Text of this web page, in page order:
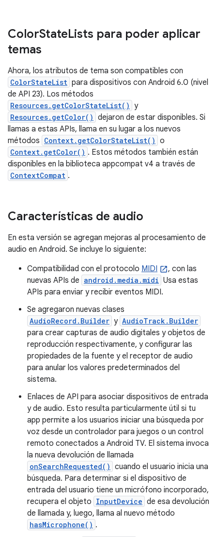
ColorStateLists para poder aplicar
temas
Ahora, los atributos de tema son compatibles con
ColorStateList para dispositivos con Android 6.0 (nivel
de API 23). Los métodos
Resources.getColorStateList() y
Resources.getColor() dejaron de estar disponibles. Si
llamas a estas APIs, llama en su lugar a los nuevos
métodos Context.getColorStateList() o
Context.getColor() . Estos métodos también están
disponibles en la biblioteca appcompat v4 a través de
ContextCompat .
Características de audio
En esta versión se agregan mejoras al procesamiento de
audio en Android. Se incluye lo siguiente:
Compatibilidad con el protocolo MIDI
, con las
nuevas APIs de android.media.midi Usa estas
APIs para enviar y recibir eventos MIDI.
Se agregaron nuevas clases
AudioRecord.Builder y AudioTrack.Builder
para crear capturas de audio digitales y objetos de
reproducción respectivamente, y configurar las
propiedades de la fuente y el receptor de audio
para anular los valores predeterminados del
sistema.
Enlaces de API para asociar dispositivos de entrada
y de audio. Esto resulta particularmente útil si tu
app permite a los usuarios iniciar una búsqueda por
voz desde un controlador para juegos o un control
remoto conectados a Android TV. El sistema invoca
la nueva devolución de llamada
onSearchRequested() cuando el usuario inicia una
búsqueda. Para determinar si el dispositivo de
entrada del usuario tiene un micrófono incorporado,
recupera el objeto InputDevice de esa devolución
de llamada y, luego, llama al nuevo método
hasMicrophone() .